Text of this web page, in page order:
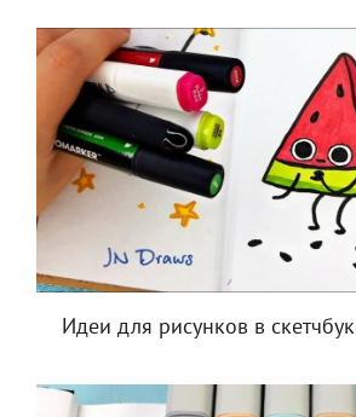
Идеи для рисунков в